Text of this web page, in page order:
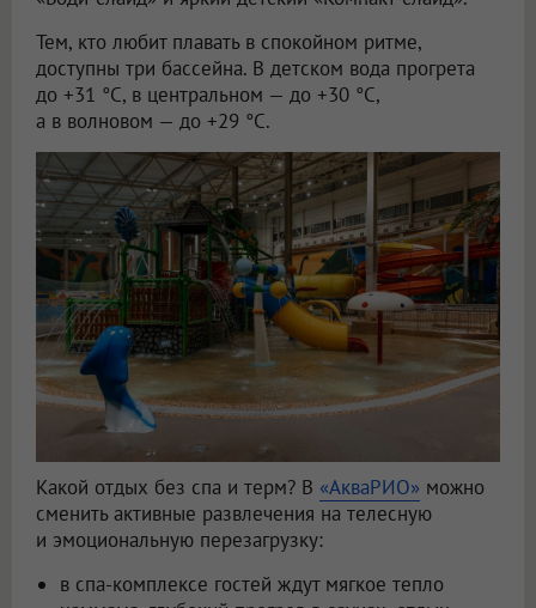
Тем, кто любит плавать в спокойном ритме,
доступны три бассейна. В детском вода прогрета
до +31 °C, в центральном — до +30 °C,
а в волновом — до +29 °C.
Какой отдых без спа и терм? В «АкваРИО» можно
сменить активные развлечения на телесную
и эмоциональную перезагрузку:
в спа-комплексе гостей ждут мягкое тепло